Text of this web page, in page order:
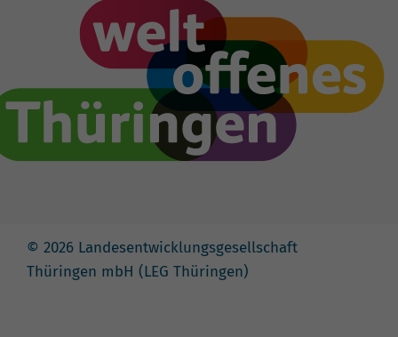
© 2026 Landesentwicklungsgesellschaft
Thüringen mbH (LEG Thüringen)